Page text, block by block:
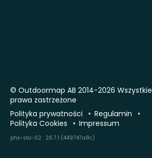
© Outdoormap AB 2014-2026 Wszystkie
prawa zastrzeżone
Polityka prywatności
Regulamin
Polityka Cookies
Impressum
phx-sto-02 · 26.7.1 (449747a8c)